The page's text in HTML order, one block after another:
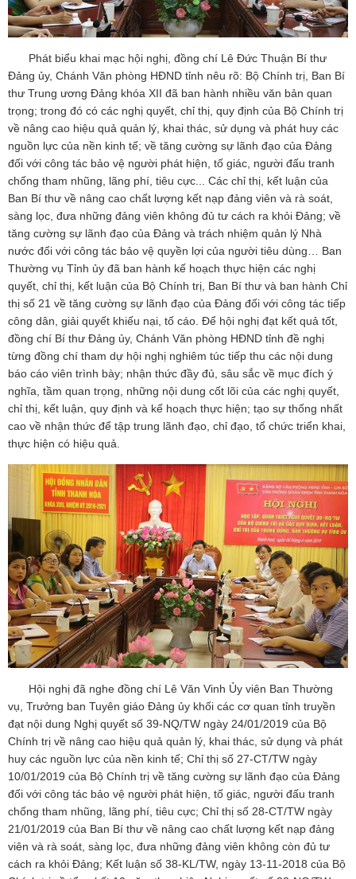
Phát biểu khai mạc hội nghị, đồng chí Lê Đức Thuận Bí thư
Đảng ủy, Chánh Văn phòng HĐND tỉnh nêu rõ: Bộ Chính trị, Ban Bí
thư Trung ương Đảng khóa XII đã ban hành nhiều văn bản quan
trọng; trong đó có các nghị quyết, chỉ thị, quy định của Bộ Chính trị
về nâng cao hiệu quả quản lý, khai thác, sử dụng và phát huy các
nguồn lực của nền kinh tế; về tăng cường sự lãnh đạo của Đảng
đối với công tác bảo vệ người phát hiện, tố giác, người đấu tranh
chống tham nhũng, lãng phí, tiêu cực... Các chỉ thị, kết luận của
Ban Bí thư về nâng cao chất lượng kết nạp đảng viên và rà soát,
sàng lọc, đưa những đảng viên không đủ tư cách ra khỏi Đảng; về
tăng cường sự lãnh đạo của Đảng và trách nhiệm quản lý Nhà
nước đối với công tác bảo vệ quyền lợi của người tiêu dùng… Ban
Thường vụ Tỉnh ủy đã ban hành kế hoạch thực hiện các nghị
quyết, chỉ thị, kết luận của Bộ Chính trị, Ban Bí thư và ban hành Chỉ
thị số 21 về tăng cường sự lãnh đạo của Đảng đối với công tác tiếp
công dân, giải quyết khiếu nại, tố cáo. Để hội nghị đạt kết quả tốt,
đồng chí Bí thư Đảng ủy, Chánh Văn phòng HĐND tỉnh đề nghị
từng đồng chí tham dự hội nghị nghiêm túc tiếp thu các nội dung
báo cáo viên trình bày; nhận thức đầy đủ, sâu sắc về mục đích ý
nghĩa, tầm quan trọng, những nội dung cốt lõi của các nghị quyết,
chỉ thị, kết luận, quy định và kế hoạch thực hiện; tạo sự thống nhất
cao về nhận thức để tập trung lãnh đạo, chỉ đạo, tổ chức triển khai,
thực hiện có hiệu quả.
Hội nghị đã nghe đồng chí Lê Văn Vinh Ủy viên Ban Thường
vụ, Trưởng ban Tuyên giáo Đảng ủy khối các cơ quan tỉnh truyền
đạt nội dung Nghị quyết số 39-NQ/TW ngày 24/01/2019 của Bộ
Chính trị về nâng cao hiệu quả quản lý, khai thác, sử dụng và phát
huy các nguồn lực của nền kinh tế; Chỉ thị số 27-CT/TW ngày
10/01/2019 của Bộ Chính trị về tăng cường sự lãnh đạo của Đảng
đối với công tác bảo vệ người phát hiện, tố giác, người đấu tranh
chống tham nhũng, lãng phí, tiêu cực; Chỉ thị số 28-CT/TW ngày
21/01/2019 của Ban Bí thư về nâng cao chất lượng kết nạp đảng
viên và rà soát, sàng lọc, đưa những đảng viên không còn đủ tư
cách ra khỏi Đảng; Kết luận số 38-KL/TW, ngày 13-11-2018 của Bộ